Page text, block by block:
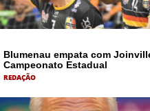
Blumenau empata com
Campeonato Estadual
REDAÇÃO